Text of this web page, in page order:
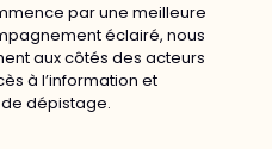
par une meilleure
éclairé, nous
aux côtés des acteurs
à l’information et
dépistage.